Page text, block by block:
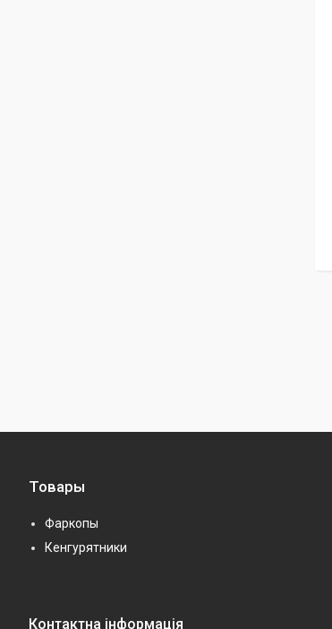
Товары
Фаркопы
Кенгурятники